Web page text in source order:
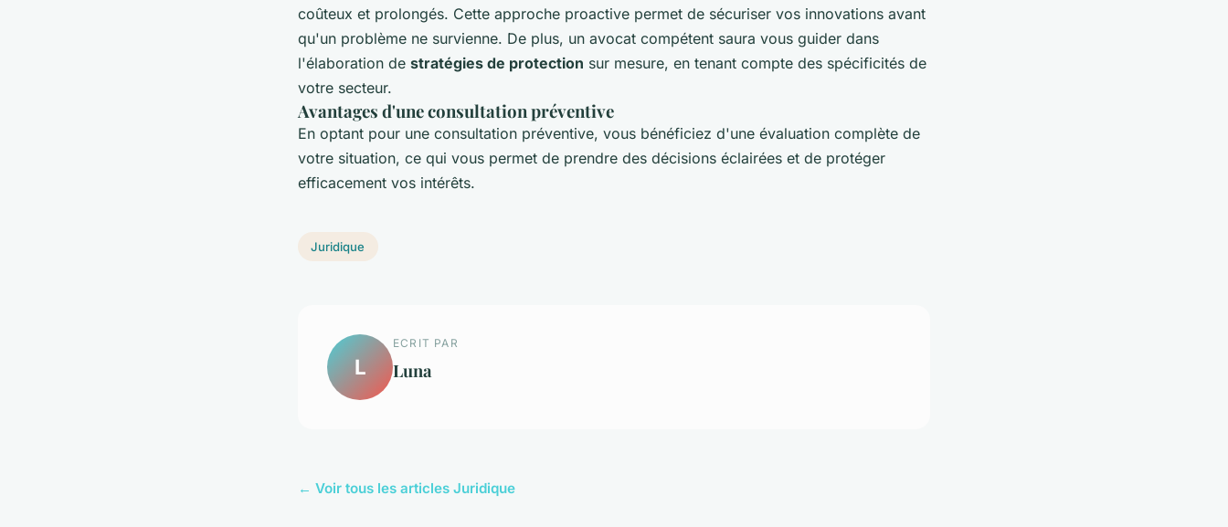
coûteux et prolongés. Cette approche proactive permet de sécuriser vos innovations avant
qu'un problème ne survienne. De plus, un avocat compétent saura vous guider dans
l'élaboration de stratégies de protection sur mesure, en tenant compte des spécificités de
votre secteur.
Avantages d'une consultation préventive
En optant pour une consultation préventive, vous bénéficiez d'une évaluation complète de
votre situation, ce qui vous permet de prendre des décisions éclairées et de protéger
efficacement vos intérêts.
Juridique
L
ECRIT PAR
Luna
← Voir tous les articles Juridique